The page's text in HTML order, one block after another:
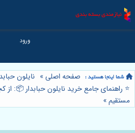
صفحه اصلی » نایلون
⭐️ راهنمای جامع خرید نایلون حبابدار 📦:
مستقیم»